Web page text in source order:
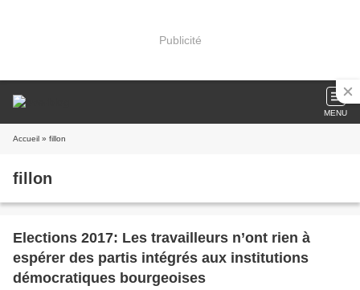
Publicité
MENU
Accueil » fillon
fillon
Elections 2017: Les travailleurs n’ont rien à
espérer des partis intégrés aux institutions
démocratiques bourgeoises